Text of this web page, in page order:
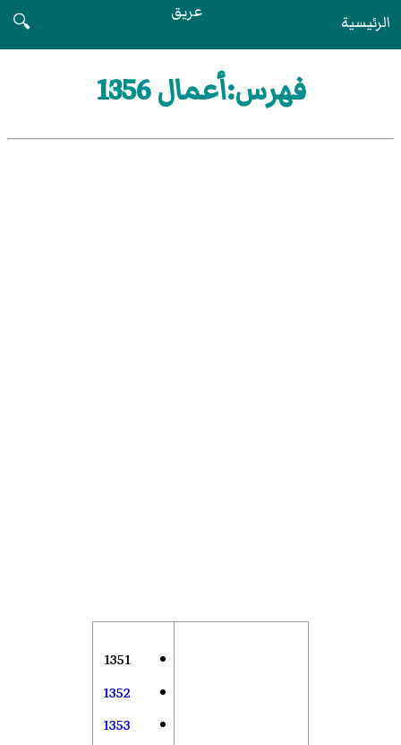
الرئيسية عريق
🔍
فهرس:أعمال 1356
1351
1352
1353